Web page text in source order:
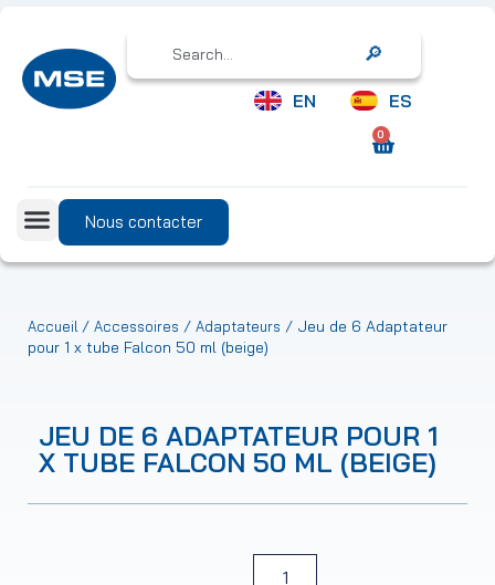
Search
EN ES
0
Nous contacter
Accueil / Accessoires / Adaptateurs / Jeu de 6 Adaptateur
pour 1 x tube Falcon 50 ml (beige)
JEU DE 6 ADAPTATEUR POUR 1
X TUBE FALCON 50 ML (BEIGE)